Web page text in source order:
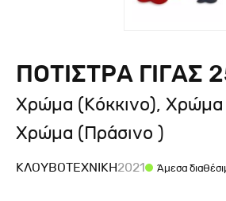
ΠΟΤΙΣΤΡΑ ΓΙΓΑΣ
Χρώμα (Κόκκινο),
Χρώμα (Πράσινο )
ΚΛΟΥΒΟΤΕΧΝΙΚΉ2021 Άμεσα